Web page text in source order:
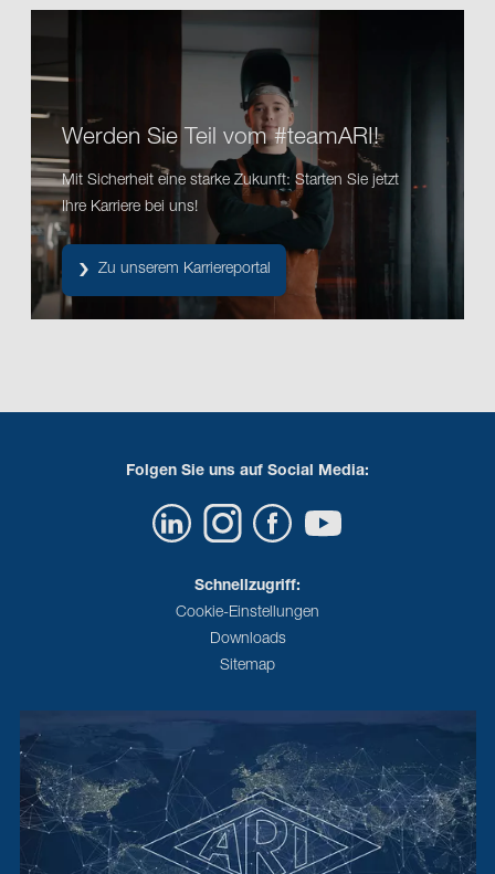
Werden Sie Teil vom #teamARI!
Mit Sicherheit eine starke Zukunft: Starten Sie jetzt
Ihre Karriere bei uns!
Zu unserem Karriereportal
Folgen Sie uns auf Social Media:
Schnellzugriff:
Cookie-Einstellungen
Downloads
Sitemap